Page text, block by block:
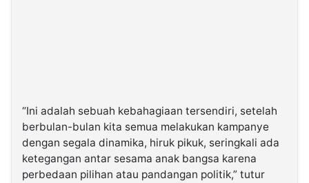
“Ini adalah sebuah kebahagiaan tersendiri, setelah
berbulan-bulan kita semua melakukan kampanye
dengan segala dinamika, hiruk pikuk, seringkali ada
ketegangan antar sesama anak bangsa karena
perbedaan pilihan atau pandangan politik,” tutur